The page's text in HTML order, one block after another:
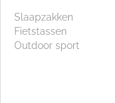
Slaapzakken
Fietstassen
Outdoor sport